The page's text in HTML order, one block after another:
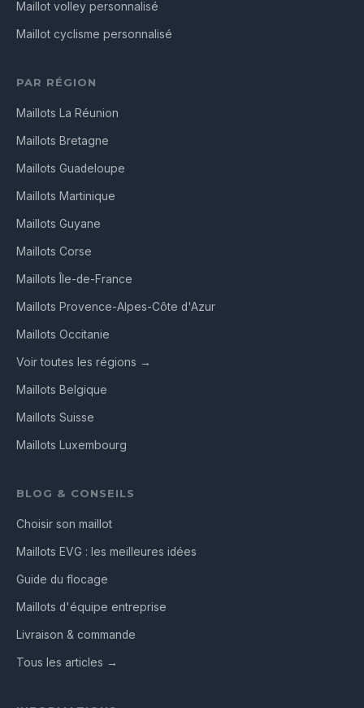
Maillot volley personnalisé
Maillot cyclisme personnalisé
PAR RÉGION
Maillots La Réunion
Maillots Bretagne
Maillots Guadeloupe
Maillots Martinique
Maillots Guyane
Maillots Corse
Maillots Île-de-France
Maillots Provence-Alpes-Côte d'Azur
Maillots Occitanie
Voir toutes les régions →
Maillots Belgique
Maillots Suisse
Maillots Luxembourg
BLOG & CONSEILS
Choisir son maillot
Maillots EVG : les meilleures idées
Guide du flocage
Maillots d'équipe entreprise
Livraison & commande
Tous les articles →